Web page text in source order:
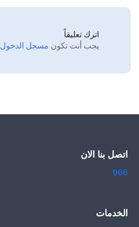
اترك تعليقاً
يجب أنت تكون مسجل الدخول
اتصل بنا الان
966
الخدمات